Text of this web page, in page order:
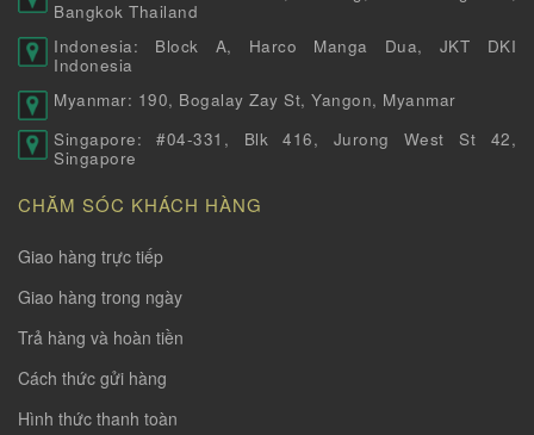
Bangkok Thailand
Indonesia: Block A, Harco Manga Dua, JKT DKI
Indonesia
Myanmar: 190, Bogalay Zay St, Yangon, Myanmar
Singapore: #04-331, Blk 416, Jurong West St 42,
Singapore
CHĂM SÓC KHÁCH HÀNG
Giao hàng trực tiếp
Giao hàng trong ngày
Trả hàng và hoàn tiền
Cách thức gửi hàng
Hình thức thanh toàn